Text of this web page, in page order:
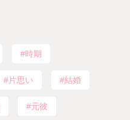
時期
片思い 結婚
元彼